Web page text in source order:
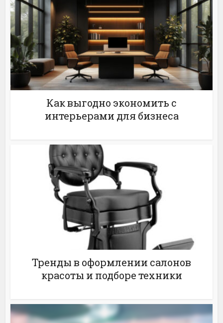
Как выгодно экономить с
интерьерами для бизнеса
Тренды в оформлении салонов
красоты и подборе техники